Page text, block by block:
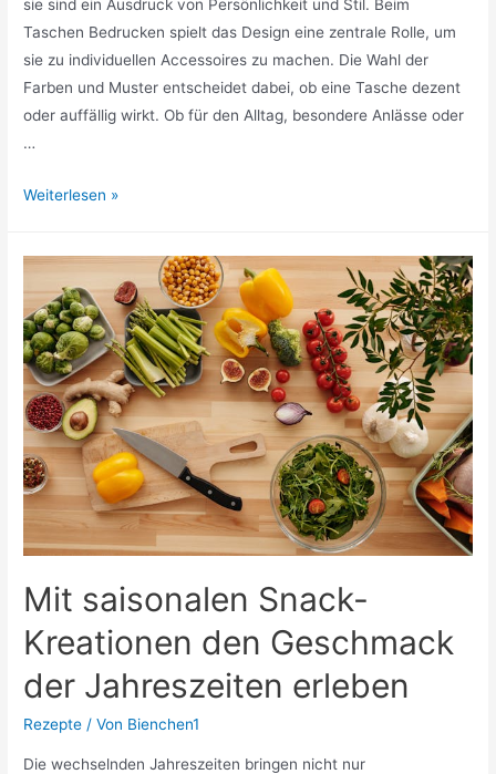
sie sind ein Ausdruck von Persönlichkeit und Stil. Beim
Taschen Bedrucken spielt das Design eine zentrale Rolle, um
sie zu individuellen Accessoires zu machen. Die Wahl der
Farben und Muster entscheidet dabei, ob eine Tasche dezent
oder auffällig wirkt. Ob für den Alltag, besondere Anlässe oder
…
Farbwahl
Druckdesigns
Taschen
zu
echten
Hinguckern
machen
Weiterlesen »
Mit saisonalen Snack-
Kreationen den Geschmack
der Jahreszeiten erleben
Rezepte / Von Bienchen1
Die wechselnden Jahreszeiten bringen nicht nur